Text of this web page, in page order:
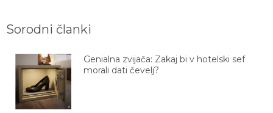
Sorodni članki
Genialna zvijača: Zakaj bi v hotelski sef
morali dati čevelj?